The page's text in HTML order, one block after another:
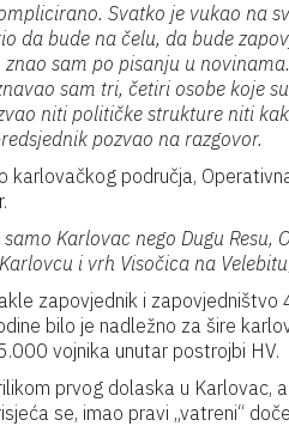
Svatko je vukao na
da bude na čelu, da bude
sam po pisanju u
sam tri, četiri osobe koje
niti političke strukture niti
pozvao na razgovor.
karlovačkog područja,
Karlovac nego Dugu Resu,
i vrh Visočica na Velebitu
zapovjednik i
bilo je nadležno za šire
vojnika unutar postrojbi HV.
prvog dolaska u Karlovac,
se, imao pravi „vatreni“